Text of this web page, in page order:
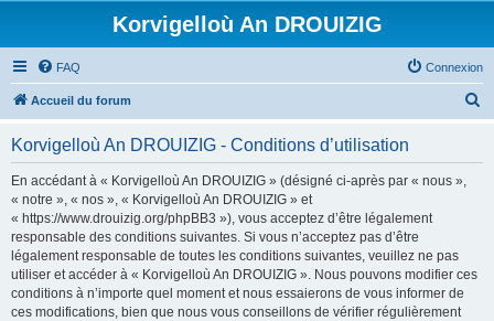
Korvigelloù An DROUIZIG
FAQ Connexion
Accueil du forum
Korvigelloù An DROUIZIG - Conditions d’utilisation
En accédant à « Korvigelloù An DROUIZIG » (désigné ci-après par « nous »,
« notre », « nos », « Korvigelloù An DROUIZIG » et
« https://www.drouizig.org/phpBB3 »), vous acceptez d’être légalement
responsable des conditions suivantes. Si vous n’acceptez pas d’être
légalement responsable de toutes les conditions suivantes, veuillez ne pas
utiliser et accéder à « Korvigelloù An DROUIZIG ». Nous pouvons modifier ces
conditions à n’importe quel moment et nous essaierons de vous informer de
ces modifications, bien que nous vous conseillons de vérifier régulièrement